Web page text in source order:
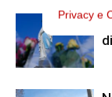
Privacy e